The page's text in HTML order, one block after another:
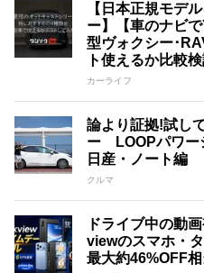
【日本正規モデ
ー】【車のナビ
型ヴォクシー･
ト使えるか比較
カーライフ
論より証拠!試し
ー LOOPパワー
日産・ノート編
クルマ
ドライブ中の動
viewのスマホ・
最大約46%OFF